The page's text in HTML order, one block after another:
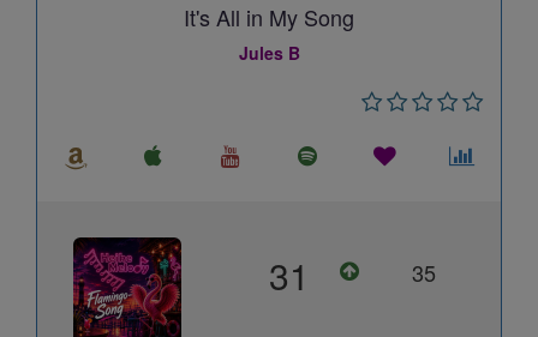
It's All in My Song
Jules B
31 35